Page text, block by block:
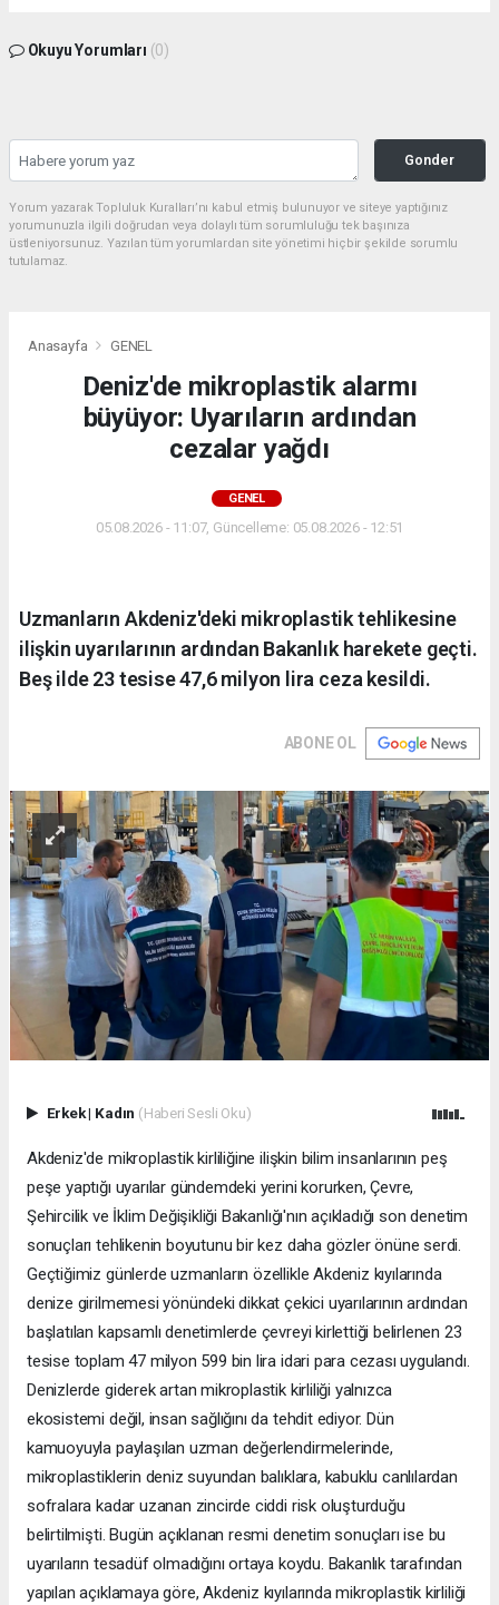
Okuyu Yorumları (0)
Gonder
Yorum yazarak Topluluk Kuralları’nı kabul etmiş bulunuyor ve siteye yaptığınız
yorumunuzla ilgili doğrudan veya dolaylı tüm sorumluluğu tek başınıza
üstleniyorsunuz. Yazılan tüm yorumlardan site yönetimi hiçbir şekilde sorumlu
tutulamaz.
Anasayfa GENEL
Deniz'de mikroplastik alarmı
büyüyor: Uyarıların ardından
cezalar yağdı
GENEL
05.08.2026 - 11:07, Güncelleme: 05.08.2026 - 12:51
Uzmanların Akdeniz'deki mikroplastik tehlikesine
ilişkin uyarılarının ardından Bakanlık harekete geçti.
Beş ilde 23 tesise 47,6 milyon lira ceza kesildi.
ABONE OL
Erkek| Kadın (Haberi Sesli Oku)
Akdeniz'de mikroplastik kirliliğine ilişkin bilim insanlarının peş
peşe yaptığı uyarılar gündemdeki yerini korurken, Çevre,
Şehircilik ve İklim Değişikliği Bakanlığı'nın açıkladığı son denetim
sonuçları tehlikenin boyutunu bir kez daha gözler önüne serdi.
Geçtiğimiz günlerde uzmanların özellikle Akdeniz kıyılarında
denize girilmemesi yönündeki dikkat çekici uyarılarının ardından
başlatılan kapsamlı denetimlerde çevreyi kirlettiği belirlenen 23
tesise toplam 47 milyon 599 bin lira idari para cezası uygulandı.
Denizlerde giderek artan mikroplastik kirliliği yalnızca
ekosistemi değil, insan sağlığını da tehdit ediyor. Dün
kamuoyuyla paylaşılan uzman değerlendirmelerinde,
mikroplastiklerin deniz suyundan balıklara, kabuklu canlılardan
sofralara kadar uzanan zincirde ciddi risk oluşturduğu
belirtilmişti. Bugün açıklanan resmi denetim sonuçları ise bu
uyarıların tesadüf olmadığını ortaya koydu. Bakanlık tarafından
yapılan açıklamaya göre, Akdeniz kıyılarında mikroplastik kirliliği